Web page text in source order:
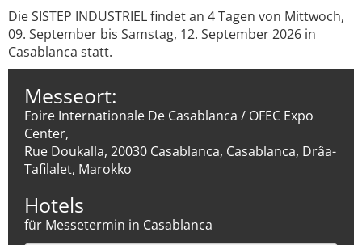
Die SISTEP INDUSTRIEL findet an 4 Tagen von Mittwoch,
09. September bis Samstag, 12. September 2026 in
Casablanca statt.
Messeort:
Foire Internationale De Casablanca / OFEC Expo
Center,
Rue Doukalla, 20030 Casablanca, Casablanca, Drâa-
Tafilalet, Marokko
Hotels
für Messetermin in Casablanca